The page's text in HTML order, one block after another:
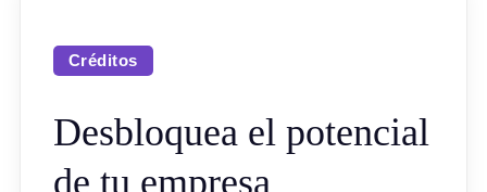
Créditos
Desbloquea el potencial
de tu empresa